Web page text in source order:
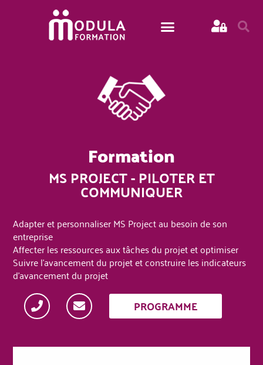
Formation
MS PROJECT - PILOTER ET
COMMUNIQUER
Adapter et personnaliser MS Project au besoin de son
entreprise
Affecter les ressources aux tâches du projet et optimiser
Suivre l'avancement du projet et construire les indicateurs
d'avancement du projet
PROGRAMME